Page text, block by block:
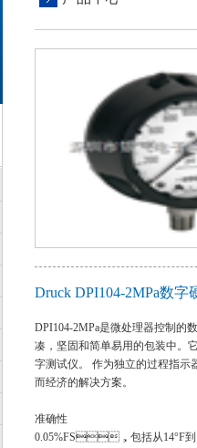
Druck DPI104-2MPa数
DPI104-2MPa是微处理器控制的
凑，坚固和简单易用的包装中。
字测试仪。 作为独立的过程指
而经济的解决方案。
准确性
0.05%FS，包括从14°F到